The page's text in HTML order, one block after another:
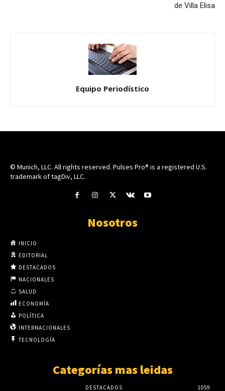
de Villa Elisa
Equipo Periodístico
© Munich, LLC. All rights reserved. Pulses Pro® is a registered U.S.
trademark of tagDiv, LLC.
Nosotros
INICIO
EDITORIAL
DESTACADOS
NACIONALES
SALUD
ECONOMÍA
POLÍTICA
INTERNACIONALES
TECNOLOGÍA
Categorías mas leidas
DESTACADOS 1059